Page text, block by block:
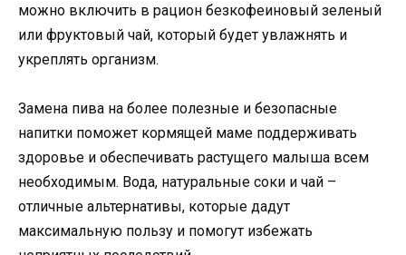
можно включить в рацион безкофеиновый зеленый
или фруктовый чай, который будет увлажнять и
укреплять организм.
Замена пива на более полезные и безопасные
напитки поможет кормящей маме поддерживать
здоровье и обеспечивать растущего малыша всем
необходимым. Вода, натуральные соки и чай –
отличные альтернативы, которые дадут
максимальную пользу и помогут избежать